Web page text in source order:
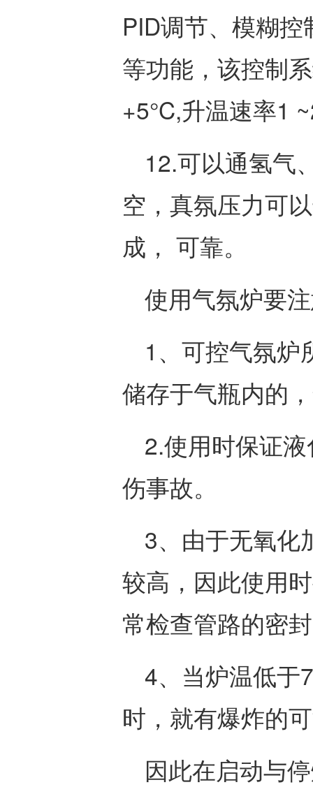
PID调节、模糊
等功能，该控制
+5°C,升温速率1
12.可以通氢气
空，真氛压力可
成， 可靠。
使用气氛炉要
1、可控气氛炉
储存于气瓶内的
2.使用时保证
伤事故。
3、由于无氧化
较高，因此使用
常检查管路的密
4、当炉温低于
时，就有爆炸的
因此在启动与